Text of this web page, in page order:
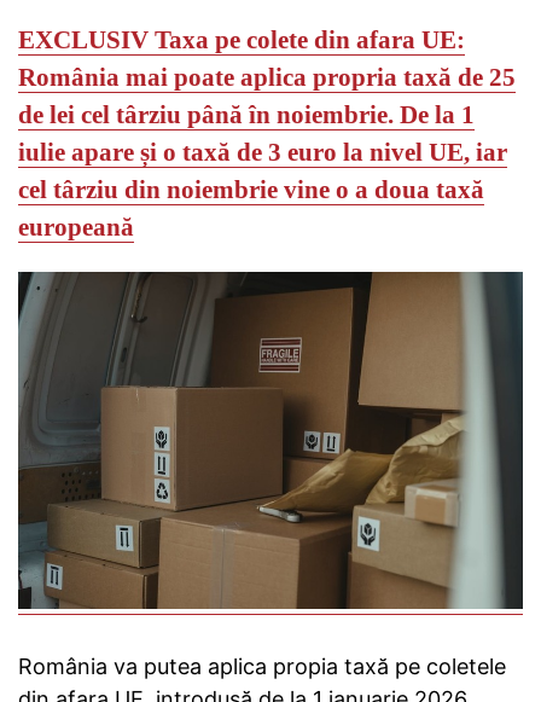
EXCLUSIV Taxa pe colete din afara UE:
România mai poate aplica propria taxă de 25
de lei cel târziu până în noiembrie. De la 1
iulie apare și o taxă de 3 euro la nivel UE, iar
cel târziu din noiembrie vine o a doua taxă
europeană
România va putea aplica propia taxă pe coletele